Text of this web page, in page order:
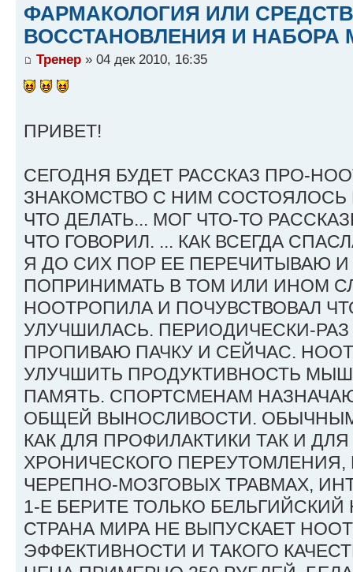
ФАРМАКОЛОГИЯ ИЛИ
ВОССТАНОВЛЕНИЯ И НАБОРА
Тренер » 04 дек 2010, 16:35
ПРИВЕТ!
СЕГОДНЯ БУДЕТ РАССКАЗ ПРО-
ЗНАКОМСТВО С НИМ СОСТОЯЛОСЬ
ЧТО ДЕЛАТЬ... МОГ ЧТО-ТО
ЧТО ГОВОРИЛ. ... КАК ВСЕГДА
Я ДО СИХ ПОР ЕЕ ПЕРЕЧИТЫВАЮ
ПОПРИНИМАТЬ В ТОМ ИЛИ ИНОМ
НООТРОПИЛА И ПОЧУВСТВОВАЛ
УЛУЧШИЛАСЬ. ПЕРИОДИЧЕСКИ-РАЗ
ПРОПИВАЮ ПАЧКУ И СЕЙЧАС.
УЛУЧШИТЬ ПРОДУКТИВНОСТЬ
ПАМЯТЬ. СПОРТСМЕНАМ
ОБЩЕЙ ВЫНОСЛИВОСТИ.
КАК ДЛЯ ПРОФИЛАКТИКИ ТАК И
ХРОНИЧЕСКОГО ПЕРЕУТОМЛЕНИЯ,
ЧЕРЕПНО-МОЗГОВЫХ ТРАВМАХ,
1-Е БЕРИТЕ ТОЛЬКО
СТРАНА МИРА НЕ ВЫПУСКАЕТ
ЭФФЕКТИВНОСТИ И ТАКОГО